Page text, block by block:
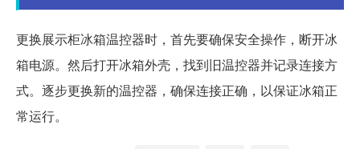
更换展示柜冰箱温控器时，首先要确保安全操作，断开冰
箱电源。然后打开冰箱外壳，找到旧温控器并记录连接方
式。逐步更换新的温控器，确保连接正确，以保证冰箱正
常运行。